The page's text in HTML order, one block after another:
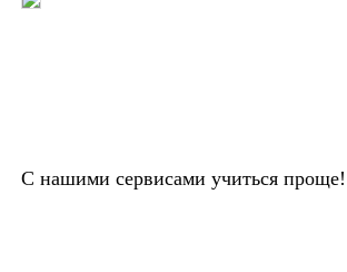
С нашими сервисами учиться проще!